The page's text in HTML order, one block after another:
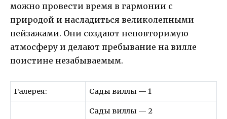
можно провести время в гармонии с
природой и насладиться великолепными
пейзажами. Они создают неповторимую
атмосферу и делают пребывание на вилле
поистине незабываемым.
Галерея: Сады виллы — 1
Сады виллы — 2